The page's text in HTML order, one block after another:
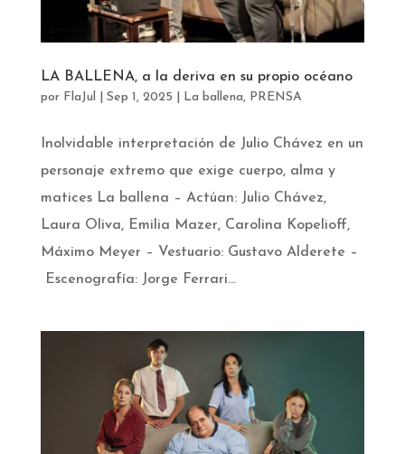
LA BALLENA, a la deriva en su propio océano
por FlaJul Sep 1, 2025 La ballena, PRENSA
Inolvidable interpretación de Julio Chávez en un
personaje extremo que exige cuerpo, alma y
matices La ballena – Actúan: Julio Chávez,
Laura Oliva, Emilia Mazer, Carolina Kopelioff,
Máximo Meyer – Vestuario: Gustavo Alderete –
Escenografía: Jorge Ferrari...